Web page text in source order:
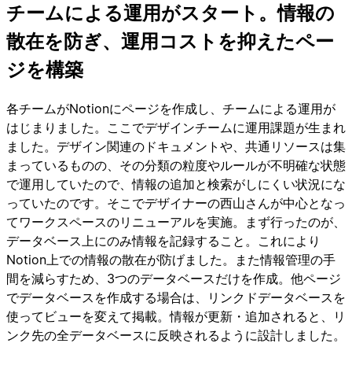
チームによる運用がスタート。情報の
散在を防ぎ、運用コストを抑えたペー
ジを構築
各チームがNotionにページを作成し、チームによる運用が
はじまりました。ここでデザインチームに運用課題が生まれ
ました。デザイン関連のドキュメントや、共通リソースは集
まっているものの、その分類の粒度やルールが不明確な状態
で運用していたので、情報の追加と検索がしにくい状況にな
っていたのです。そこでデザイナーの西山さんが中心となっ
てワークスペースのリニューアルを実施。まず行ったのが、
データベース上にのみ情報を記録すること。これにより
Notion上での情報の散在が防げました。また情報管理の手
間を減らすため、3つのデータベースだけを作成。他ページ
でデータベースを作成する場合は、リンクドデータベースを
使ってビューを変えて掲載。情報が更新・追加されると、リ
ンク先の全データベースに反映されるように設計しました。